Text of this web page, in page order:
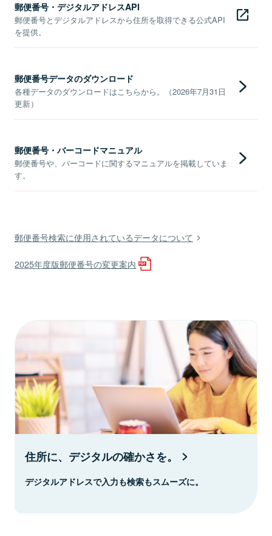
郵便番号・デジタルアドレスAPI
郵便番号とデジタルアドレスから住所を取得できる公式API
を提供。
郵便番号データのダウンロード
各種データのダウンロードはこちらから。（2026年7月31日
更新）
郵便番号・バーコードマニュアル
郵便番号や、バーコードに関するマニュアルを掲載していま
す。
郵便番号検索に使用されているデータについて
2025年度版郵便番号の変更案内
住所に、デジタルの確かさを。
デジタルアドレスで入力も検索もスムーズに。